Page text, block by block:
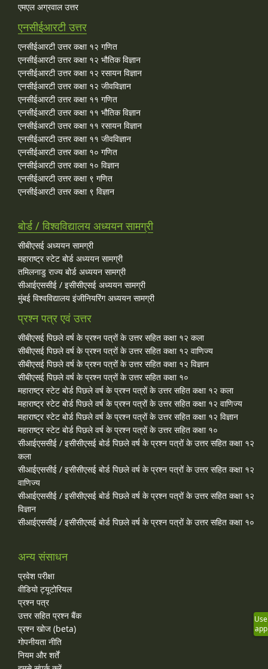
एमएल अग्रवाल उत्तर
एनसीईआरटी उत्तर
एनसीईआरटी उत्तर कक्षा १२ गणित
एनसीईआरटी उत्तर कक्षा १२ भौतिक विज्ञान
एनसीईआरटी उत्तर कक्षा १२ रसायन विज्ञान
एनसीईआरटी उत्तर कक्षा १२ जीवविज्ञान
एनसीईआरटी उत्तर कक्षा ११ गणित
एनसीईआरटी उत्तर कक्षा ११ भौतिक विज्ञान
एनसीईआरटी उत्तर कक्षा ११ रसायन विज्ञान
एनसीईआरटी उत्तर कक्षा ११ जीवविज्ञान
एनसीईआरटी उत्तर कक्षा १० गणित
एनसीईआरटी उत्तर कक्षा १० विज्ञान
एनसीईआरटी उत्तर कक्षा ९ गणित
एनसीईआरटी उत्तर कक्षा ९ विज्ञान
बोर्ड / विश्वविद्यालय अध्ययन सामग्री
सीबीएसई अध्ययन सामग्री
महाराष्ट्र स्टेट बोर्ड अध्ययन सामग्री
तमिलनाडु राज्य बोर्ड अध्ययन सामग्री
सीआईएससीई / इसीसीएसई अध्ययन सामग्री
मुंबई विश्वविद्यालय इंजीनियरिंग अध्ययन सामग्री
प्रश्न पत्र एवं उत्तर
सीबीएसई पिछले वर्ष के प्रश्न पत्रों के उत्तर सहित कक्षा १२ कला
सीबीएसई पिछले वर्ष के प्रश्न पत्रों के उत्तर सहित कक्षा १२ वाणिज्य
सीबीएसई पिछले वर्ष के प्रश्न पत्रों के उत्तर सहित कक्षा १२ विज्ञान
सीबीएसई पिछले वर्ष के प्रश्न पत्रों के उत्तर सहित कक्षा १०
महाराष्ट्र स्टेट बोर्ड पिछले वर्ष के प्रश्न पत्रों के उत्तर सहित कक्षा १२ कला
महाराष्ट्र स्टेट बोर्ड पिछले वर्ष के प्रश्न पत्रों के उत्तर सहित कक्षा १२ वाणिज्य
महाराष्ट्र स्टेट बोर्ड पिछले वर्ष के प्रश्न पत्रों के उत्तर सहित कक्षा १२ विज्ञान
महाराष्ट्र स्टेट बोर्ड पिछले वर्ष के प्रश्न पत्रों के उत्तर सहित कक्षा १०
सीआईएससीई / इसीसीएसई बोर्ड पिछले वर्ष के प्रश्न पत्रों के उत्तर सहित कक्षा १२
कला
सीआईएससीई / इसीसीएसई बोर्ड पिछले वर्ष के प्रश्न पत्रों के उत्तर सहित कक्षा १२
वाणिज्य
सीआईएससीई / इसीसीएसई बोर्ड पिछले वर्ष के प्रश्न पत्रों के उत्तर सहित कक्षा १२
विज्ञान
सीआईएससीई / इसीसीएसई बोर्ड पिछले वर्ष के प्रश्न पत्रों के उत्तर सहित कक्षा १०
अन्य संसाधन
प्रवेश परीक्षा
वीडियो ट्यूटोरियल
प्रश्न पत्र
उत्तर सहित प्रश्न बैंक
प्रश्न खोज (beta)
गोपनीयता नीति
नियम और शर्तें
Use
app